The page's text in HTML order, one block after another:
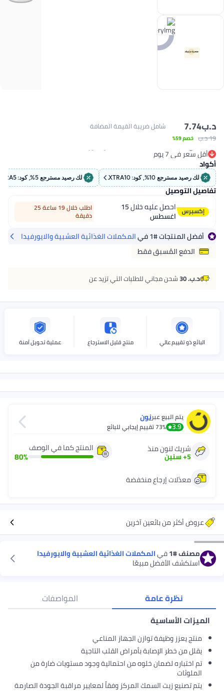
د.ب‏7.74
19 د.ب‏ خصم 59%
شامل ضريبة القيمة المضافة
#1 في المكملات الغذائية العشبية والايورفيدا
أقل سعر في 7 يوم
تم بيع +220 مؤخرًا
#1 في المكملات الغذائية العشبية والايورفيدا
أكواد
لك رصيد مسترجع 10%, كود: EXTRA10 لك رصيد مسترجع 5%, كود: EXTRA5
تفاصيل التوصيل
احصل عليه خلال15
اغسطس
اطلب خلال 19 ساعة 25
دقيقة
أفضل المنتجات#1 فيالمكملات الغذائية العشبية والايورفيدا
الدفع المُسبق فقط
د.ب. 30 شحن مجاني للطلبات التي تزيد عن
البائع ذو تقييم عالي منتج قليل الاسترجاع عملية تحويل آمنة
يتم البيع عبرنون
3.9
73%تقييم إيجابي للبائع
المنتج كما في الوصف
80%
شريك لنون منذ
5
+سنين
معدّلات إرجاع منخفضة
عروض أكثر من بائعين آخرين
مصنف#1 فيالمكملات الغذائية العشبية والايورفيدا
استكشف الأفضل مبيعًا
نظرة عامة المواصفات
الميزات الأساسية
منتج يعزز وظيفة توازن الجهاز المناعي
يقلل من خطر الإصابة بأمراض القلب التاجية
تم اختباره لضمان خلوه من احتمالية وجود مستويات ضارة من
الملوثات
يتم تصنيع زيت السمك المركز وفقاً لمعايير مراقبة الجودة الصارمة